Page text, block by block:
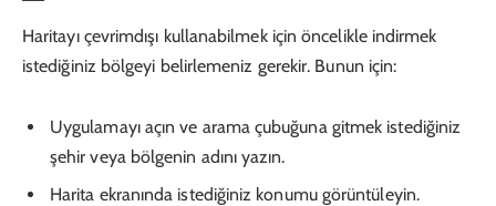
Haritayı çevrimdışı kullanabilmek için öncelikle indirmek
istediğiniz bölgeyi belirlemeniz gerekir. Bunun için:
Uygulamayı açın ve arama çubuğuna gitmek istediğiniz
şehir veya bölgenin adını yazın.
Harita ekranında istediğiniz konumu görüntüleyin.